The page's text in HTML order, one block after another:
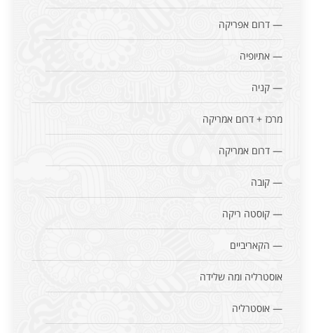
— דרום אפריקה
— אתיופיה
— קניה
מרכז + דרום אמריקה
— דרום אמריקה
— קובה
— קוסטה ריקה
— הקאריביים
אוסטרליה ומה שלידה
— אוסטרליה